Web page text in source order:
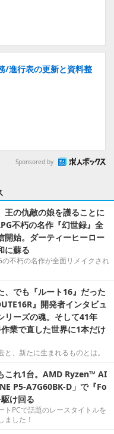
/進行表の更新と資料整
Sponsored by
王の仇敵の娘を護ることに
不朽の名作『幻世録』全
開始。ダーティーヒーロー
に蘇る
不朽の名作が全面リメイクされ
、でも『ルート16』だった
』開発者インタビュ
リーズの魂。そして41年
業で直した世界に1本だけ
、新たに生まれるものとは。
これ1台。AMD Ryzen™ AI
P5-A7G60BK-D」で『Fo
け回る
トPCで話題のレースタイトルを
ました！